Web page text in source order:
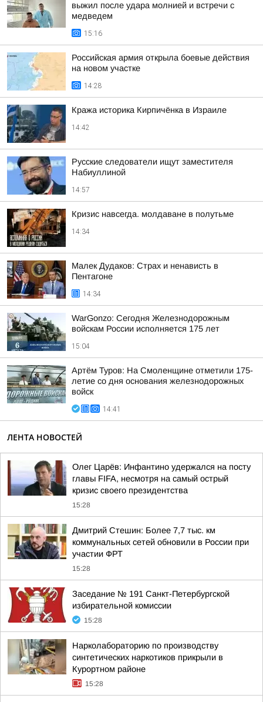
выжил после удара молнией и встречи с
медведем
15:16
Российская армия открыла боевые действия
на новом участке
14:28
Кража историка Кирпичёнка в Израиле
14:42
Русские следователи ищут заместителя
Набиуллиной
14:57
Кризис навсегда. молдаване в полутьме
14:34
Малек Дудаков: Страх и ненависть в
Пентагоне
14:34
WarGonzo: Сегодня Железнодорожным
войскам России исполняется 175 лет
15:04
Артём Туров: На Смоленщине отметили 175-
летие со дня основания железнодорожных
войск
14:41
ЛЕНТА НОВОСТЕЙ
Олег Царёв: Инфантино удержался на посту
главы FIFA, несмотря на самый острый
кризис своего президентства
15:28
Дмитрий Стешин: Более 7,7 тыс. км
коммунальных сетей обновили в России при
участии ФРТ
15:28
Заседание № 191 Санкт-Петербургской
избирательной комиссии
15:28
Нарколабораторию по производству
синтетических наркотиков прикрыли в
Курортном районе
15:28